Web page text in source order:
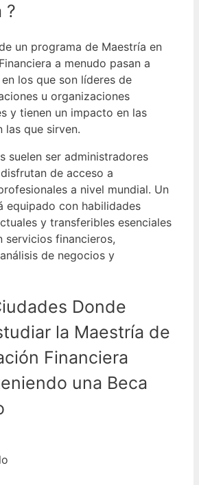
?
un programa de Maestría en
a menudo pasan a
los que son líderes de
u organizaciones
y tienen un impacto en las
las que sirven.
suelen ser administradores
de acceso a
a nivel mundial. Un
equipado con habilidades
y transferibles esenciales
servicios financieros,
de negocios y
Donde
la Maestría de
Financiera
una Beca